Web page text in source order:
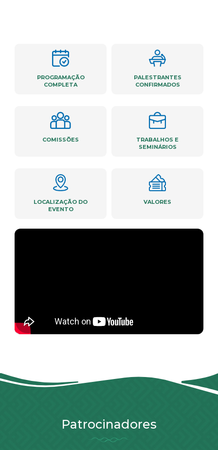
PROGRAMAÇÃO
COMPLETA
PALESTRANTES
CONFIRMADOS
COMISSÕES
TRABALHOS E
SEMINÁRIOS
LOCALIZAÇÃO DO
EVENTO
VALORES
Patrocinadores